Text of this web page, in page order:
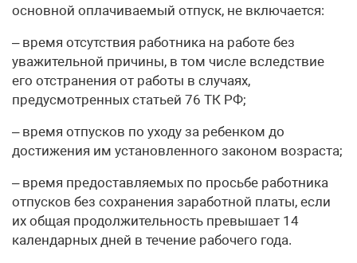
основной оплачиваемый отпуск, не включается:
– время отсутствия работника на работе без
уважительной причины, в том числе вследствие
его отстранения от работы в случаях,
предусмотренных статьей 76 ТК РФ;
– время отпусков по уходу за ребенком до
достижения им установленного законом возраста;
– время предоставляемых по просьбе работника
отпусков без сохранения заработной платы, если
их общая продолжительность превышает 14
календарных дней в течение рабочего года.